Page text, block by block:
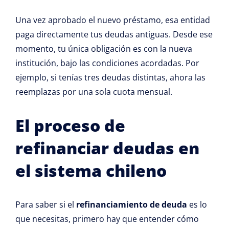
Una vez aprobado el nuevo préstamo, esa entidad
paga directamente tus deudas antiguas. Desde ese
momento, tu única obligación es con la nueva
institución, bajo las condiciones acordadas. Por
ejemplo, si tenías tres deudas distintas, ahora las
reemplazas por una sola cuota mensual.
El proceso de
refinanciar deudas en
el sistema chileno
Para saber si el refinanciamiento de deuda es lo
que necesitas, primero hay que entender cómo